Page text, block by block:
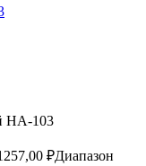
НА-103
₽Диапазон